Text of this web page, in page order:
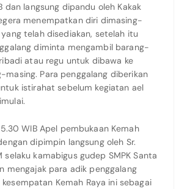
dan langsung dipandu oleh Kakak
menempatkan diri dimasing-
telah disediakan, setelah itu
diminta mengambil barang-
atau regu untuk dibawa ke
Para penggalang diberikan
istirahat sebelum kegiatan ael
WIB Apel pembukaan Kemah
dipimpin langsung oleh Sr.
selaku kamabigus gudep SMPK Santa
mengajak para adik penggalang
Kemah Raya ini sebagai